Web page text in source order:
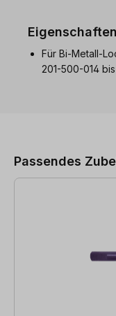
Für Bi-Metall-
201-500-014
Passendes